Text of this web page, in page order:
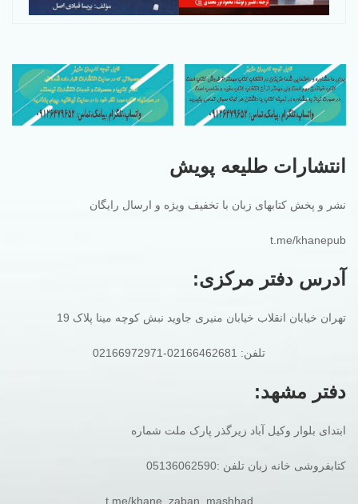
انتشارات طلیعه پویش
نشر و پخش کتابهای زبان با تخفیف ویژه و ارسال رایگان
t.me/khanepub
آدرس دفتر مرکزی:
تهران خیابان انقلاب خیابان منیری جاوید نبش کوچه مینا پلاک 19
تلفن: 02166462681-02166972971
دفتر مشهد:
ابتدای بلوار وکیل آباد زیرگذر پارک ملت شماره
کتابفروشی خانه زبان تلفن :05136062590
t.me/khane_zaban_mashhad